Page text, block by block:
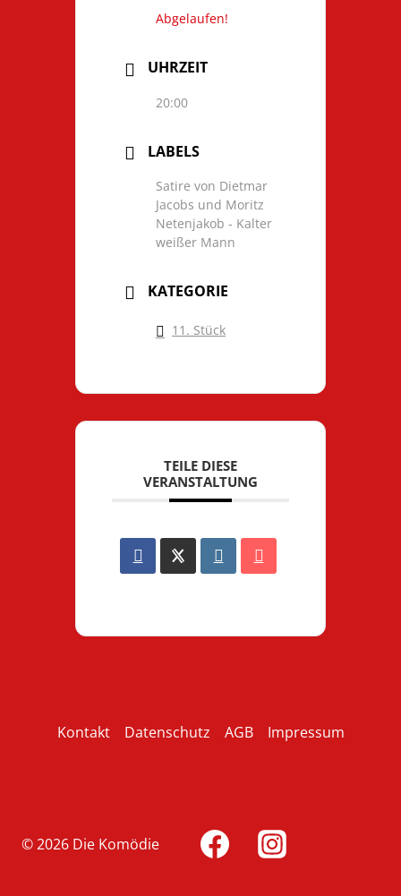
Abgelaufen!
UHRZEIT
20:00
LABELS
Satire von Dietmar
Jacobs und Moritz
Netenjakob - Kalter
weißer Mann
KATEGORIE
11. Stück
TEILE DIESE
VERANSTALTUNG
Kontakt Datenschutz AGB Impressum
© 2026 Die Komödie